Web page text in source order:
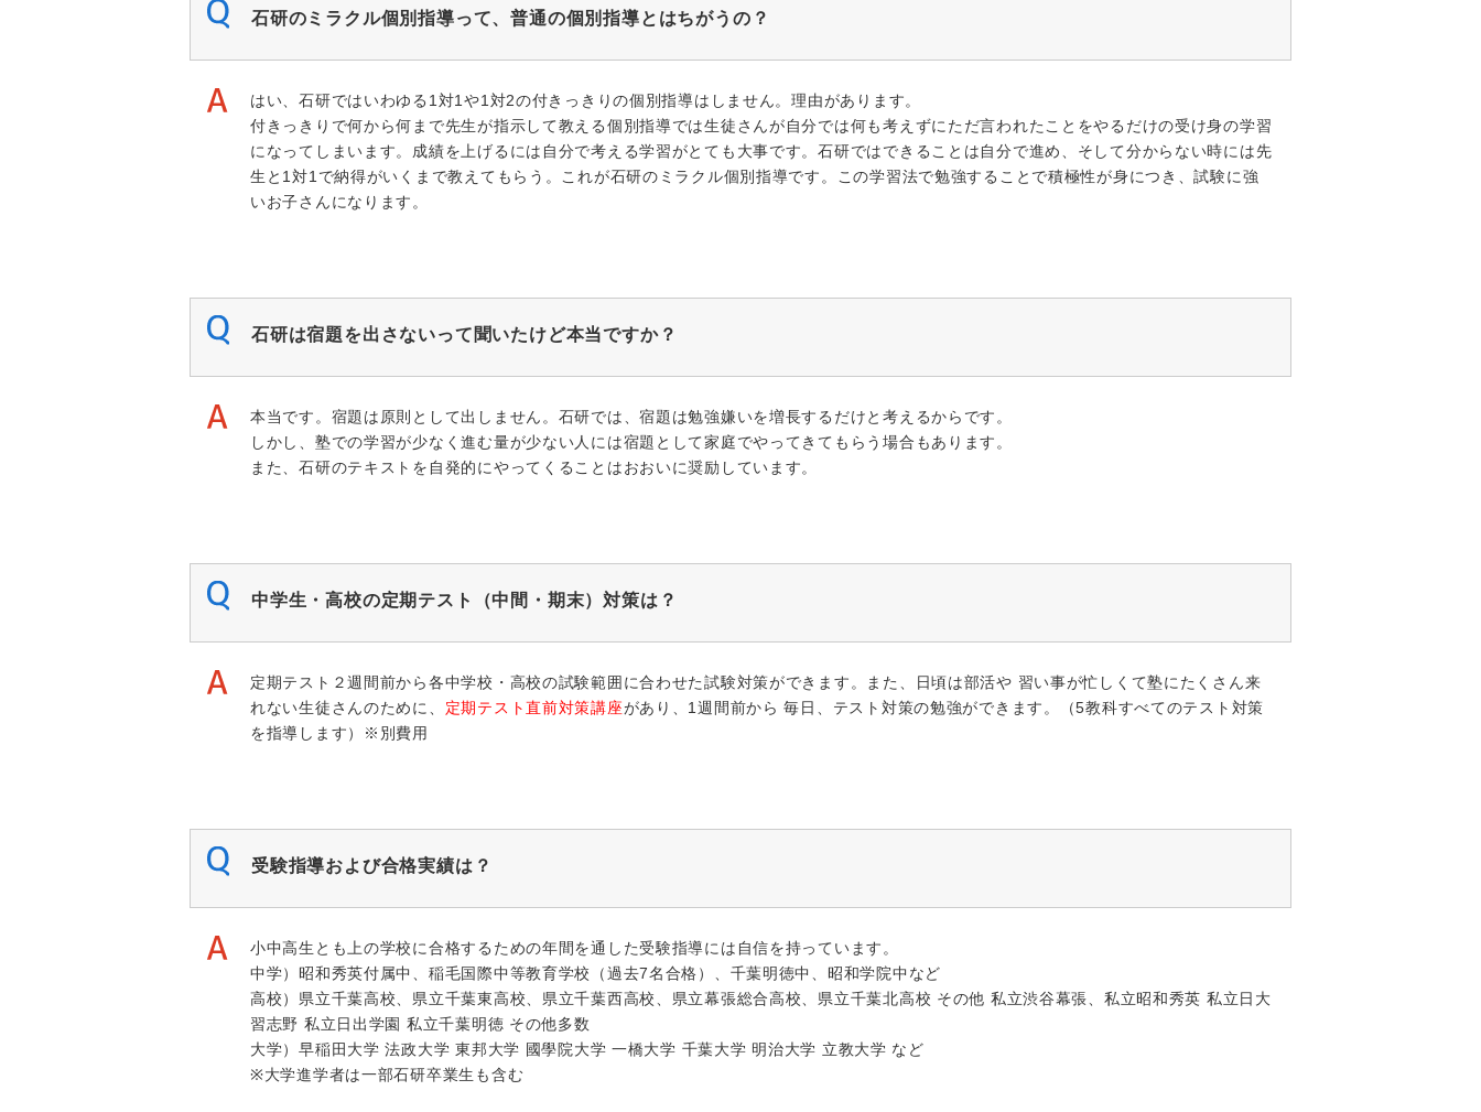
石研のミラクル個別指導って、普通の個別指導とはちがうの？
はい、石研ではいわゆる1対1や1対2の付きっきりの個別指導はしません。理由があります。
付きっきりで何から何まで先生が指示して教える個別指導では生徒さんが自分では何も考えずにただ言われたことをやるだけの受け身の学習
になってしまいます。成績を上げるには自分で考える学習がとても大事です。石研ではできることは自分で進め、そして分からない時には先
生と1対1で納得がいくまで教えてもらう。これが石研のミラクル個別指導です。この学習法で勉強することで積極性が身につき、試験に強
いお子さんになります。
石研は宿題を出さないって聞いたけど本当ですか？
本当です。宿題は原則として出しません。石研では、宿題は勉強嫌いを増長するだけと考えるからです。
しかし、塾での学習が少なく進む量が少ない人には宿題として家庭でやってきてもらう場合もあります。
また、石研のテキストを自発的にやってくることはおおいに奨励しています。
中学生・高校の定期テスト（中間・期末）対策は？
定期テスト２週間前から各中学校・高校の試験範囲に合わせた試験対策ができます。また、日頃は部活や 習い事が忙しくて塾にたくさん来
れない生徒さんのために、 定期テスト直前対策講座があり、1週間前から 毎日、テスト対策の勉強ができます。（5教科すべてのテスト対策
を指導します）※別費用
受験指導および合格実績は？
小中高生とも上の学校に合格するための年間を通した受験指導には自信を持っています。
中学）昭和秀英付属中、稲毛国際中等教育学校（過去7名合格）、千葉明徳中、昭和学院中など
高校）県立千葉高校、県立千葉東高校、県立千葉西高校、県立幕張総合高校、県立千葉北高校 その他 私立渋谷幕張、私立昭和秀英 私立日大
習志野 私立日出学園 私立千葉明徳 その他多数
大学）早稲田大学 法政大学 東邦大学 國學院大学 一橋大学 千葉大学 明治大学 立教大学 など
※大学進学者は一部石研卒業生も含む